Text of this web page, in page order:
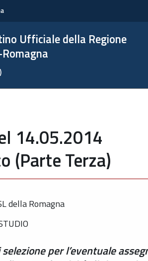
Ufficiale della Regione
14.05.2014
(Parte Terza)
della Romagna
per l’eventuale